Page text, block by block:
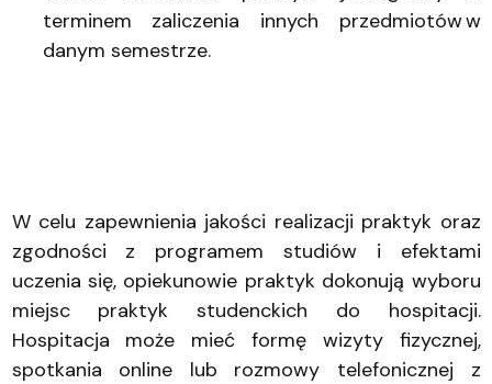
terminem zaliczenia innych przedmiotów w
danym semestrze.
W celu zapewnienia jakości realizacji praktyk oraz
zgodności z programem studiów i efektami
uczenia się, opiekunowie praktyk dokonują wyboru
miejsc praktyk studenckich do hospitacji.
Hospitacja może mieć formę wizyty fizycznej,
spotkania online lub rozmowy telefonicznej z